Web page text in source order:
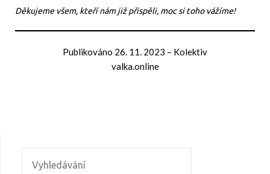
Děkujeme všem, kteří nám již přispěli, moc si toho vážíme!
Publikováno 26. 11. 2023 – Kolektiv
valka.online